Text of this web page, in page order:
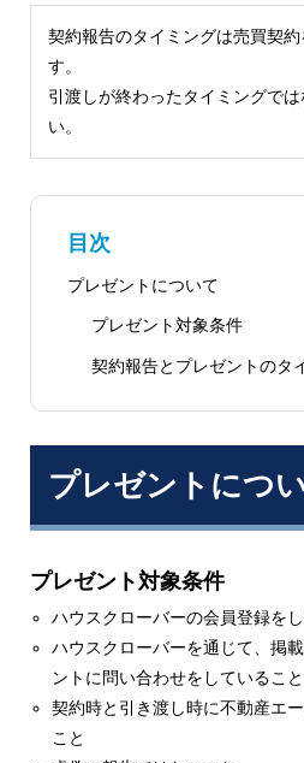
契約報告のタイミングは売買契
す。
引渡しが終わったタイミングで
い。
目次
プレゼントについて
プレゼント対象条件
契約報告とプレゼントのタ
プレゼントにつ
プレゼント対象条件
ハウスクローバーの会員登録を
ハウスクローバーを通じて、掲
ントに問い合わせをしていること
契約時と引き渡し時に不動産エ
こと